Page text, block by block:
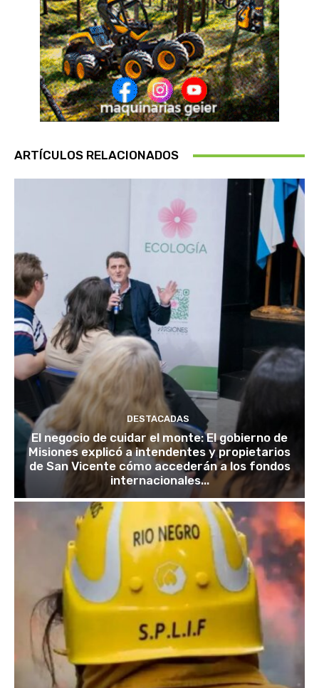
ARTÍCULOS RELACIONADOS
DESTACADAS
El negocio de cuidar el monte: El gobierno de
Misiones explicó a intendentes y propietarios
de San Vicente cómo accederán a los fondos
internacionales...